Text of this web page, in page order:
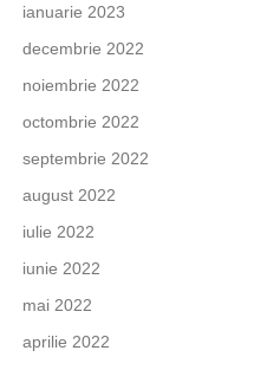
ianuarie 2023
decembrie 2022
noiembrie 2022
octombrie 2022
septembrie 2022
august 2022
iulie 2022
iunie 2022
mai 2022
aprilie 2022